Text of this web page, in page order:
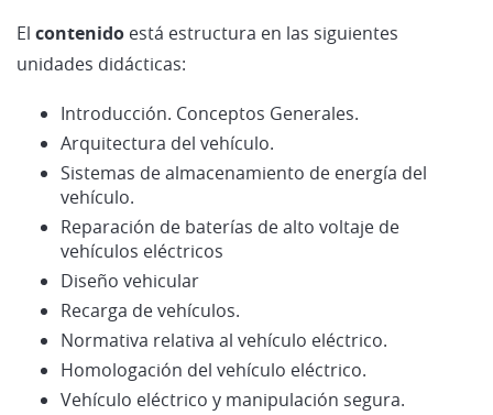
El contenido está estructura en las siguientes
unidades didácticas:
Introducción. Conceptos Generales.
Arquitectura del vehículo.
Sistemas de almacenamiento de energía del
vehículo.
Reparación de baterías de alto voltaje de
vehículos eléctricos
Diseño vehicular
Recarga de vehículos.
Normativa relativa al vehículo eléctrico.
Homologación del vehículo eléctrico.
Vehículo eléctrico y manipulación segura.